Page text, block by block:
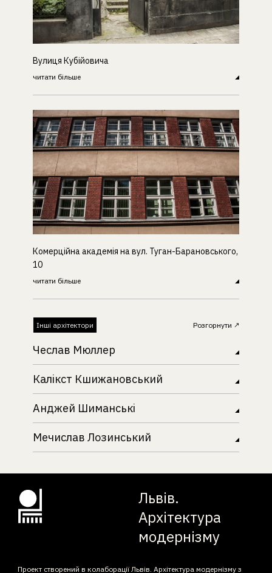
Вулиця Кубійовича
читати більше
Комерційна академія на вул. Туган-Барановського,
10
читати більше
Розгорнути
Інші архітектори
Чеслав Мюллер
Калікст Кшижановський
Анджей Шиманські
Мечислав Лозинський
Львів.
Архітектура
модернізму
Проект створений в колаборації Львів. Архітектура модернізму з